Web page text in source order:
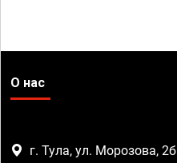
О нас
г. Тула, ул. Морозова, 2б